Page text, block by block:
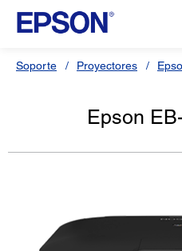
Soporte Proyectores
Epson